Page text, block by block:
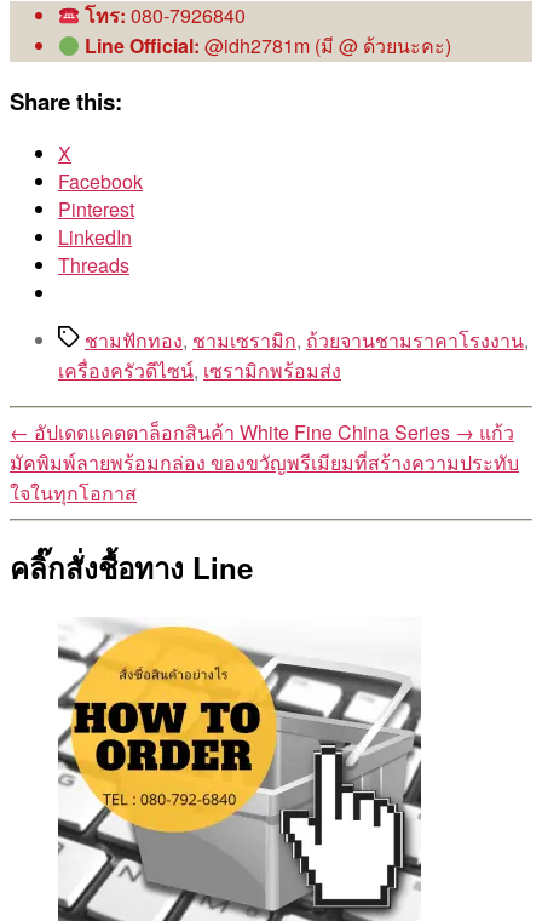
โทร: 080-7926840
Line Official: @idh2781m (มี @ ด้วยนะคะ)
Share this:
X
Facebook
Pinterest
LinkedIn
Threads
Tagsชามฟักทอง, ชามเซรามิก, ถ้วยจานชามราคาโรงงาน,
เครื่องครัวดีไซน์, เซรามิกพร้อมส่ง
← อัปเดตแคตตาล็อกสินค้า White Fine China Series → แก้ว
มัคพิมพ์ลายพร้อมกล่อง ของขวัญพรีเมียมที่สร้างความประทับ
ใจในทุกโอกาส
คลิ๊กสั่งชื้อทาง Line